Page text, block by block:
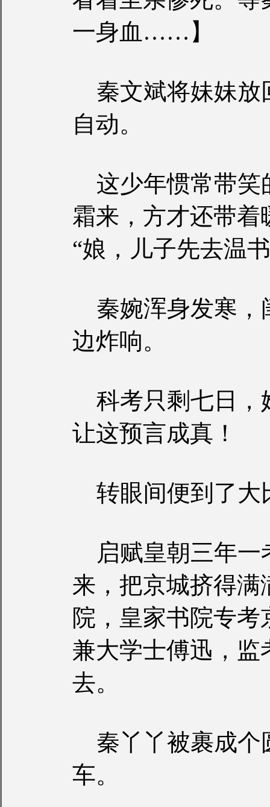
一身血……】
秦文斌将妹妹放
自动。
这少年惯常带笑
霜来，方才还带着
“娘，儿子先去温
秦婉浑身发寒，
边炸响。
科考只剩七日，
让这预言成真！
转眼间便到了大
启赋皇朝三年一
来，把京城挤得满
院，皇家书院专
兼大学士傅迅，监
去。
秦丫丫被裹成个
车。